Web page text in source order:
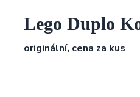
Lego Duplo
originální, cena za kus